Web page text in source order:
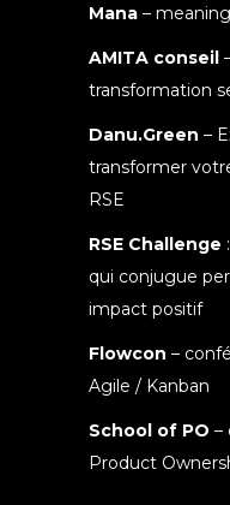
Mana –
AMITA conseil
transformation
Danu.Green –
transformer
RSE
RSE Challenge
qui conjugue
impact positif
Flowcon –
Agile / Kanban
School of PO –
Product